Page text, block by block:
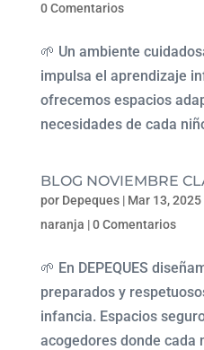
0 Comentarios
🌱 Un ambiente
impulsa el aprendizaje
ofrecemos espacios
necesidades de cada
BLOG NOVIEMBRE
por Depeques| Mar 13, 2025
naranja |0 Comentarios
🌱 En DEPEQUES
preparados y
infancia. Espacios
acogedores donde cada